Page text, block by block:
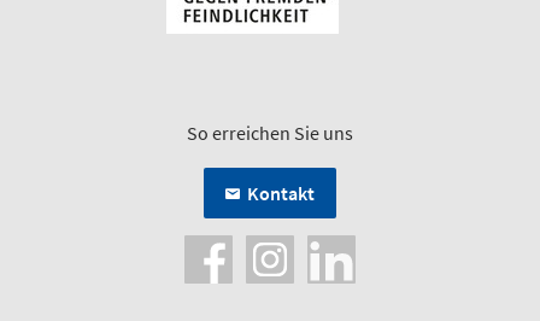
So erreichen Sie uns
Kontakt